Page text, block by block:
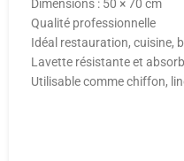
Dimensions : 50 × 70 cm
Qualité professionnelle
Idéal restauration, cuisine,
Lavette résistante et
Utilisable comme chiffon,